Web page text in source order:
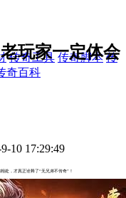
传奇工具 传奇脚本 传
奇百科
玩家一定体会
10 17:29:49
处，才真正诠释了“无兄弟不传奇”！